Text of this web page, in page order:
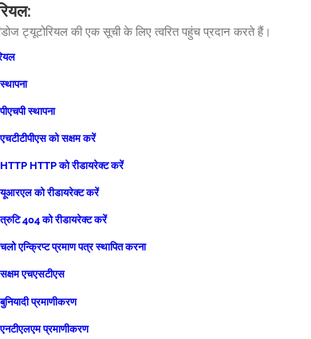
ट्यूटोरियल की एक सूची के लिए त्वरित पहुंच प्रदान करते हैं।
स्थापना
को सक्षम करें
HTTP को रीडायरेक्ट करें
को रीडायरेक्ट करें
404 को रीडायरेक्ट करें
एन्क्रिप्ट प्रमाण पत्र स्थापित करना
एचएसटीएस
प्रमाणीकरण
प्रमाणीकरण